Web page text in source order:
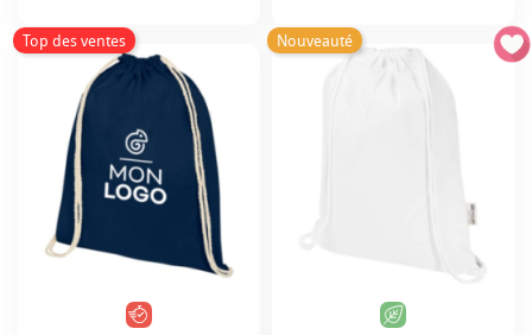
Top des ventes Nouveauté